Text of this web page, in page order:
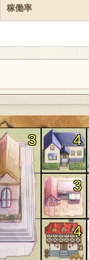
稼働率
3 4
3
4